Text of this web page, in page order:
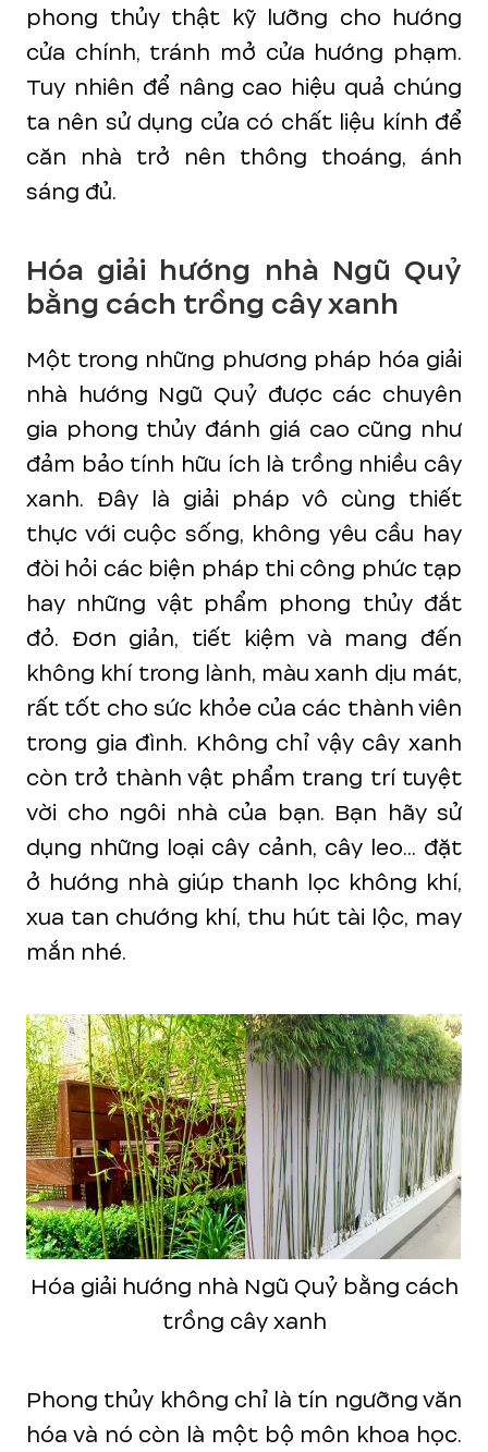
phong thủy thật kỹ lưỡng cho hướng
cửa chính, tránh mở cửa hướng phạm.
Tuy nhiên để nâng cao hiệu quả chúng
ta nên sử dụng cửa có chất liệu kính để
căn nhà trở nên thông thoáng, ánh
sáng đủ.
Hóa giải hướng nhà Ngũ Quỷ
bằng cách trồng cây xanh
Một trong những phương pháp hóa giải
nhà hướng Ngũ Quỷ được các chuyên
gia phong thủy đánh giá cao cũng như
đảm bảo tính hữu ích là trồng nhiều cây
xanh. Đây là giải pháp vô cùng thiết
thực với cuộc sống, không yêu cầu hay
đòi hỏi các biện pháp thi công phức tạp
hay những vật phẩm phong thủy đắt
đỏ. Đơn giản, tiết kiệm và mang đến
không khí trong lành, màu xanh dịu mát,
rất tốt cho sức khỏe của các thành viên
trong gia đình. Không chỉ vậy cây xanh
còn trở thành vật phẩm trang trí tuyệt
vời cho ngôi nhà của bạn. Bạn hãy sử
dụng những loại cây cảnh, cây leo... đặt
ở hướng nhà giúp thanh lọc không khí,
xua tan chướng khí, thu hút tài lộc, may
mắn nhé.
Hóa giải hướng nhà Ngũ Quỷ bằng cách
trồng cây xanh
Phong thủy không chỉ là tín ngưỡng văn
hóa và nó còn là một bộ môn khoa học.